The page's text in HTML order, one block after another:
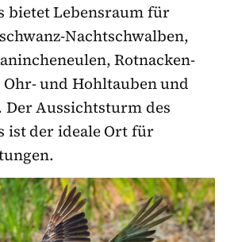
bietet Lebensraum für
Nachtschwalben,
Rotnacken-
und Hohltauben und
Der Aussichtsturm des
ist der ideale Ort für